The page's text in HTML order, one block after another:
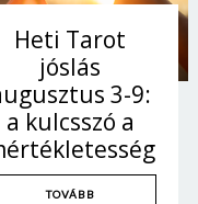
Heti Tarot
jóslás
3-9:
a kulcsszó a
TOVÁBB